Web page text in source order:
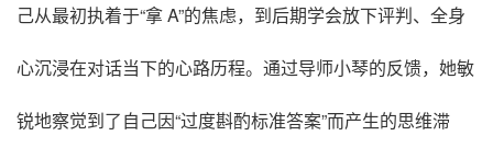
己从最初执着于“拿 A”的焦虑，到后期学会放下评判、全身
心沉浸在对话当下的心路历程。通过导师小琴的反馈，她敏
锐地察觉到了自己因“过度斟酌标准答案”而产生的思维滞